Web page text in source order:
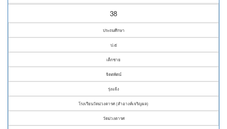
38
ประถมศึกษา
ป.๕
เด็กชาย
จิตตพัตน์
รุ่งแจ้ง
โรงเรียนวัดม่วงตารศ (สำอางค์เจริญผล)
วัดม่วงตารศ